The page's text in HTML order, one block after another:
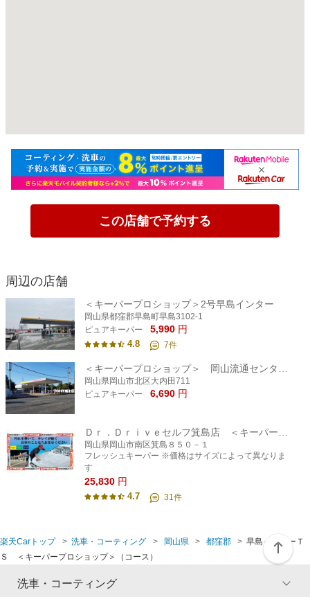
この店舗で予約する
周辺の店舗
＜キーパープロショップ＞2号早島インター
岡山県都窪郡早島町早島3102-1
ピュアキーパー
5,990 円
4.8 7件
岡山県岡山市北区大内田711
ピュアキーパー
6,690 円
Ｄｒ．Ｄｒｉｖｅセルフ箕島店 ＜キーパープロショップ＞
岡山県岡山市南区箕島８５０－１
フレッシュキーパー ※価格はサイズによって異なりま
す
25,830 円
4.7 31件
楽天Carトップ 洗車・コーティング 岡山県 都窪郡
早島インターＴ
Ｓ ＜キーパープロショップ＞（コース）
洗車・コーティング